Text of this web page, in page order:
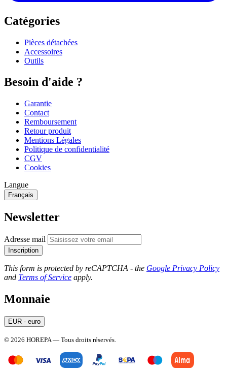
Catégories
Pièces détachées
Accessoires
Outils
Besoin d'aide ?
Garantie
Contact
Remboursement
Retour produit
Mentions Légales
Politique de confidentialité
CGV
Cookies
Langue
Français
Newsletter
Adresse mail
Inscription
This form is protected by reCAPTCHA - the Google Privacy Policy
and Terms of Service apply.
Monnaie
EUR - euro
© 2026 HOREPA — Tous droits réservés.